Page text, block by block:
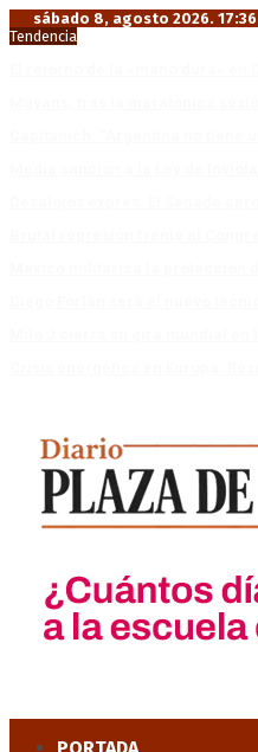
sábado 8, agosto 2026. 17:36
Tendencia